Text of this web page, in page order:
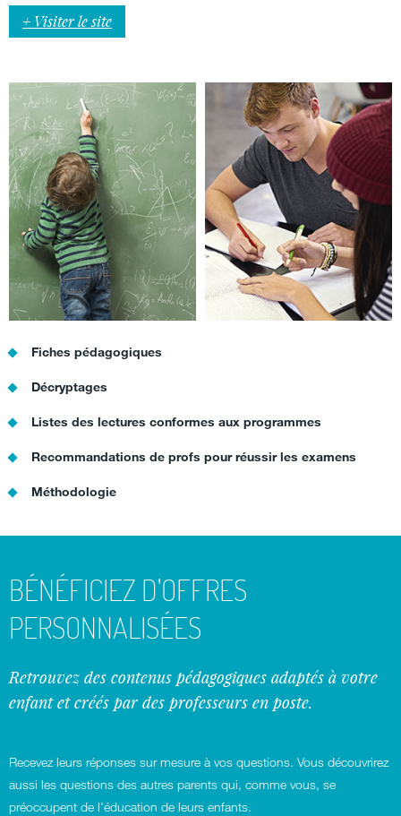
+ Visiter le site
Fiches pédagogiques
Décryptages
Listes des lectures conformes aux programmes
Recommandations de profs pour réussir les examens
Méthodologie
BÉNÉFICIEZ D'OFFRES
PERSONNALISÉES
Retrouvez des contenus pédagogiques adaptés à votre
enfant et créés par des professeurs en poste.
Recevez leurs réponses sur mesure à vos questions. Vous découvrirez
aussi les questions des autres parents qui, comme vous, se
préoccupent de l'éducation de leurs enfants.